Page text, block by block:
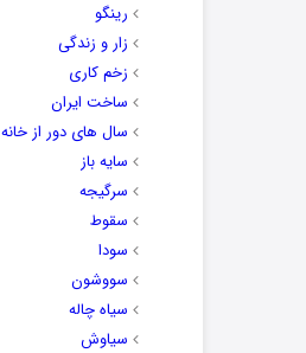
رینگو
زار و زندگی
زخم کاری
ساخت ایران
سال های دور از خانه
سایه باز
سرگیجه
سقوط
سودا
سووشون
سیاه چاله
سیاوش